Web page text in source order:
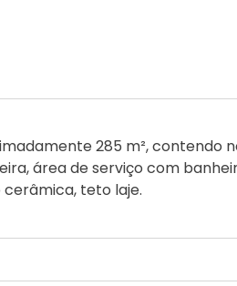
285 m², contendo
área de serviço com
cerâmica, teto laje.